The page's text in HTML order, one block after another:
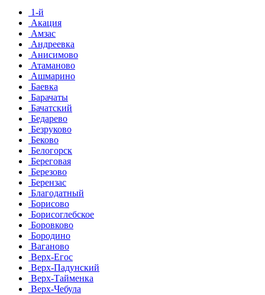
1-й
Акация
Амзас
Андреевка
Анисимово
Атаманово
Ашмарино
Баевка
Барачаты
Бачатский
Бедарево
Безруково
Беково
Белогорск
Береговая
Березово
Берензас
Благодатный
Борисово
Борисоглебское
Боровково
Бородино
Ваганово
Верх-Егос
Верх-Падунский
Верх-Тайменка
Верх-Чебула